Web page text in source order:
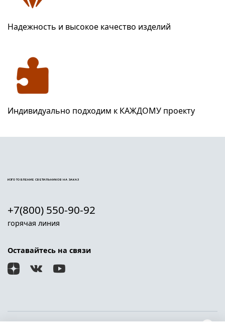
Надежность и высокое качество изделий
Индивидуально подходим к КАЖДОМУ проекту
ИЗГОТОВЛЕНИЕ СВЕТИЛЬНИКОВ НА ЗАКАЗ
+7(800) 550-90-92
горячая линия
Оставайтесь на связи